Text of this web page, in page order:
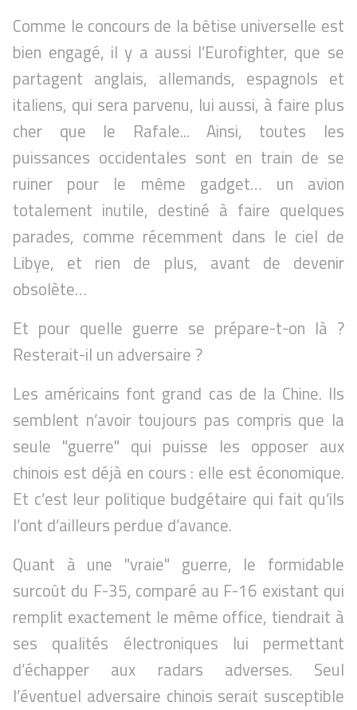
Comme le concours de la bêtise universelle est
bien engagé, il y a aussi l’Eurofighter, que se
partagent anglais, allemands, espagnols et
italiens, qui sera parvenu, lui aussi, à faire plus
cher que le Rafale... Ainsi, toutes les
puissances occidentales sont en train de se
ruiner pour le même gadget… un avion
totalement inutile, destiné à faire quelques
parades, comme récemment dans le ciel de
Libye, et rien de plus, avant de devenir
obsolète…
Et pour quelle guerre se prépare-t-on là ?
Resterait-il un adversaire ?
Les américains font grand cas de la Chine. Ils
semblent n’avoir toujours pas compris que la
seule "guerre" qui puisse les opposer aux
chinois est déjà en cours : elle est économique.
Et c’est leur politique budgétaire qui fait qu’ils
l’ont d’ailleurs perdue d’avance.
Quant à une "vraie" guerre, le formidable
surcoût du F-35, comparé au F-16 existant qui
remplit exactement le même office, tiendrait à
ses qualités électroniques lui permettant
d’échapper aux radars adverses. Seul
l’éventuel adversaire chinois serait susceptible